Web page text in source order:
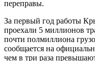
переправы.
За первый год работы
проехали 5 миллионов
почти полмиллиона
сообщается на
чем в три раза